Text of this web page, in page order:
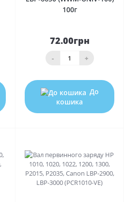
100г
72.00грн
- +
До
кошика